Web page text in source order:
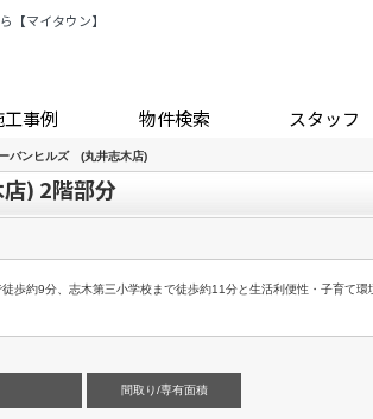
【マイタウン】
工事例 物件検索 スタッフ
バンヒルズ (丸井志木店)
) 2階部分
歩約9分、志木第三小学校まで徒歩約11分と生活利便性・子育て
間取り/専有面積